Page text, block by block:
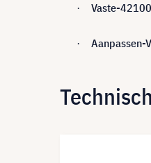
· Vaste-
· Aanpassen-